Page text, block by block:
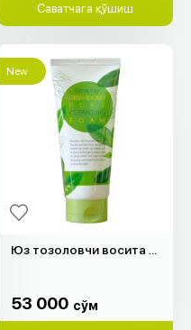
Саватчага қўшиш
New
53 000 cўм